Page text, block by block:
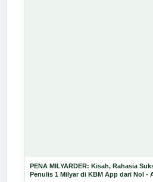
PENA MILYARDER: Kisah, Rahasia
Penulis 1 Milyar di KBM App dari Nol -